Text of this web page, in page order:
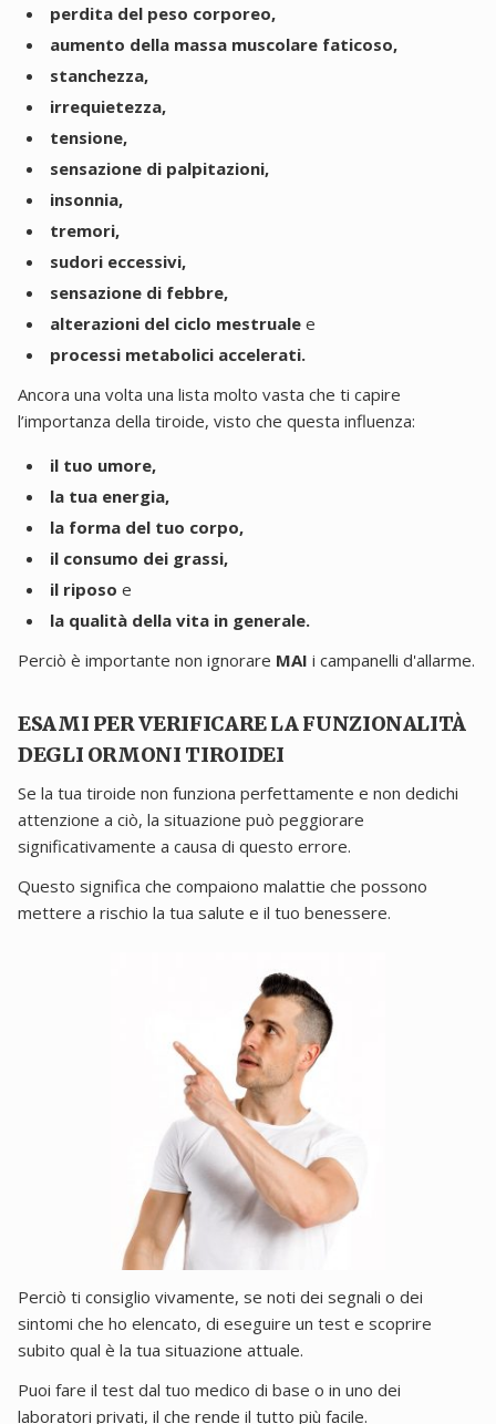
perdita del peso corporeo,
aumento della massa muscolare faticoso,
stanchezza,
irrequietezza,
tensione,
sensazione di palpitazioni,
insonnia,
tremori,
sudori eccessivi,
sensazione di febbre,
alterazioni del ciclo mestruale e
processi metabolici accelerati.
Ancora una volta una lista molto vasta che ti capire
l’importanza della tiroide, visto che questa influenza:
il tuo umore,
la tua energia,
la forma del tuo corpo,
il consumo dei grassi,
il riposo e
la qualità della vita in generale.
Perciò è importante non ignorare MAI i campanelli d'allarme.
ESAMI PER VERIFICARE LA FUNZIONALITÀ
DEGLI ORMONI TIROIDEI
Se la tua tiroide non funziona perfettamente e non dedichi
attenzione a ciò, la situazione può peggiorare
significativamente a causa di questo errore.
Questo significa che compaiono malattie che possono
mettere a rischio la tua salute e il tuo benessere.
Perciò ti consiglio vivamente, se noti dei segnali o dei
sintomi che ho elencato, di eseguire un test e scoprire
subito qual è la tua situazione attuale.
Puoi fare il test dal tuo medico di base o in uno dei
laboratori privati, il che rende il tutto più facile.